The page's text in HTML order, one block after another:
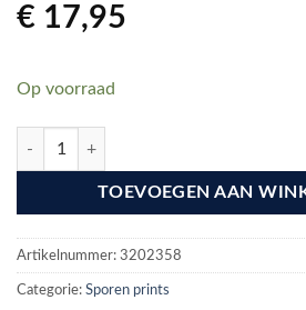
€ 17,95
Op voorraad
Mazatapec Sporeprint aantal
TOEVOEGEN AAN
Artikelnummer: 3202358
Categorie: Sporen prints